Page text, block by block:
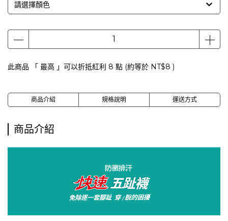
請選擇顏色
此商品 「 最高 」可以折抵紅利 8 點 (約等於 NT$8 )
商品介紹 規格說明 運送方式
商品介紹